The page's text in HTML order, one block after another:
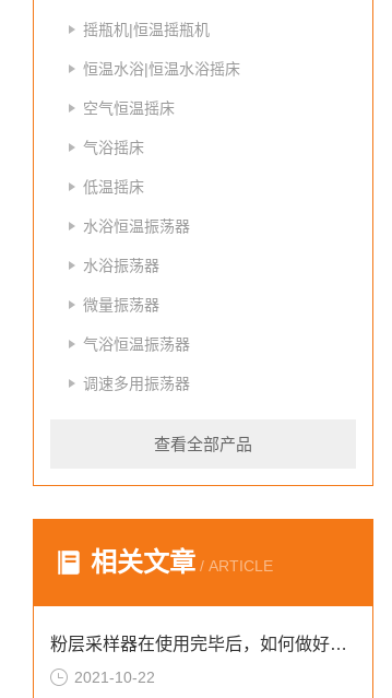
摇瓶机|恒温摇瓶机
恒温水浴|恒温水浴摇床
空气恒温摇床
气浴摇床
低温摇床
水浴恒温振荡器
水浴振荡器
微量振荡器
气浴恒温振荡器
调速多用振荡器
查看全部产品
相关文章 / ARTICLE
粉层采样器在使用完毕后，如何做好收尾工作？
2021-10-22